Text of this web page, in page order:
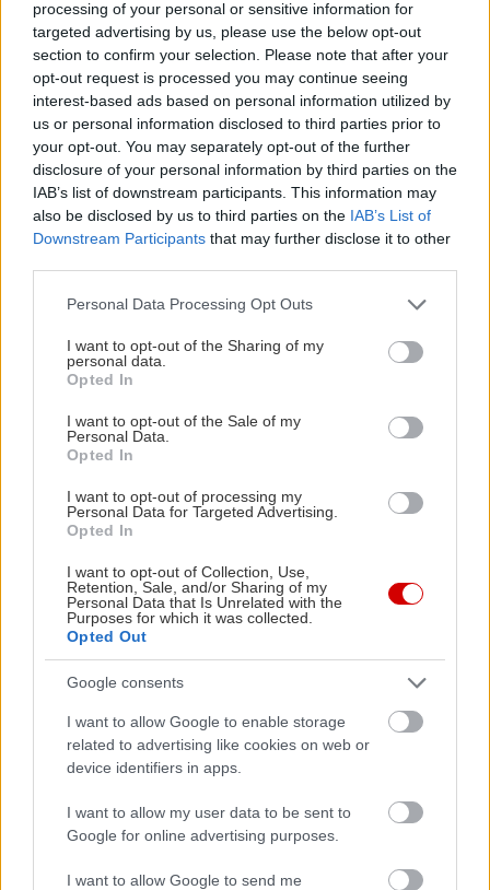
processing of your personal or sensitive information for
targeted advertising by us, please use the below opt-out
section to confirm your selection. Please note that after your
opt-out request is processed you may continue seeing
interest-based ads based on personal information utilized by
us or personal information disclosed to third parties prior to
your opt-out. You may separately opt-out of the further
disclosure of your personal information by third parties on the
IAB’s list of downstream participants. This information may
also be disclosed by us to third parties on the IAB’s List of
Downstream Participants that may further disclose it to other
Please note that this website/app uses one or more Google
not limited to your visit or usage behaviour. You may click to
grant or deny consent to Google and its third-party tags to
use your data for below specified purposes in below Google
consent section.
Personal Data Processing Opt Outs
I want to opt-out of the Sharing of my
personal data.
Opted In
I want to opt-out of the Sale of my
Personal Data.
Opted In
I want to opt-out of processing my
Personal Data for Targeted Advertising.
Opted In
I want to opt-out of Collection, Use,
Retention, Sale, and/or Sharing of my
Personal Data that Is Unrelated with the
Purposes for which it was collected.
Opted Out
Google consents
I want to allow Google to enable storage
related to advertising like cookies on web or
device identifiers in apps.
I want to allow my user data to be sent to
Google for online advertising purposes.
I want to allow Google to send me